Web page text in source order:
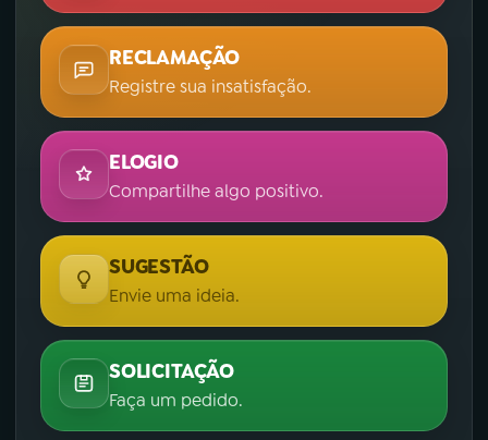
RECLAMAÇÃO
Registre sua insatisfação.
ELOGIO
Compartilhe algo positivo.
SUGESTÃO
Envie uma ideia.
SOLICITAÇÃO
Faça um pedido.